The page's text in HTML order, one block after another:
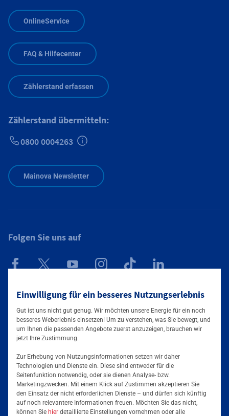
Einwilligung für ein besseres Nutzungserlebnis
Gut ist uns nicht gut genug. Wir möchten unsere Energie für ein noch
besseres Weberlebnis einsetzen! Um zu verstehen, was Sie bewegt, und
um Ihnen die passenden Angebote zuerst anzuzeigen, brauchen wir
jetzt Ihre Zustimmung.
Zur Erhebung von Nutzungsinformationen setzen wir daher
Technologien und Dienste ein. Diese sind entweder für die
Seitenfunktion notwendig, oder sie dienen Analyse- bzw.
Marketingzwecken. Mit einem Klick auf Zustimmen akzeptieren Sie
den Einsatz der nicht erforderlichen Dienste – und dürfen sich künftig
auf noch relevantere Informationen freuen. Möchten Sie das nicht,
können Sie hier detaillierte Einstellungen vornehmen oder alle
OnlineService
FAQ & Hilfecenter
Zählerstand erfassen
Zählerstand übermitteln:
0800 0004263
Mainova Newsletter
Folgen Sie uns auf
Mainova App
Tarife & Angebote
Strom für Zuhause
Services & Informationen